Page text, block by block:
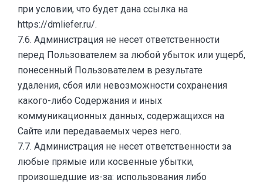
при условии, что будет дана ссылка на
https://dmliefer.ru/.
7.6. Администрация не несет ответственности
перед Пользователем за любой убыток или ущерб,
понесенный Пользователем в результате
удаления, сбоя или невозможности сохранения
какого-либо Содержания и иных
коммуникационных данных, содержащихся на
Сайте или передаваемых через него.
7.7. Администрация не несет ответственности за
любые прямые или косвенные убытки,
произошедшие из-за: использования либо